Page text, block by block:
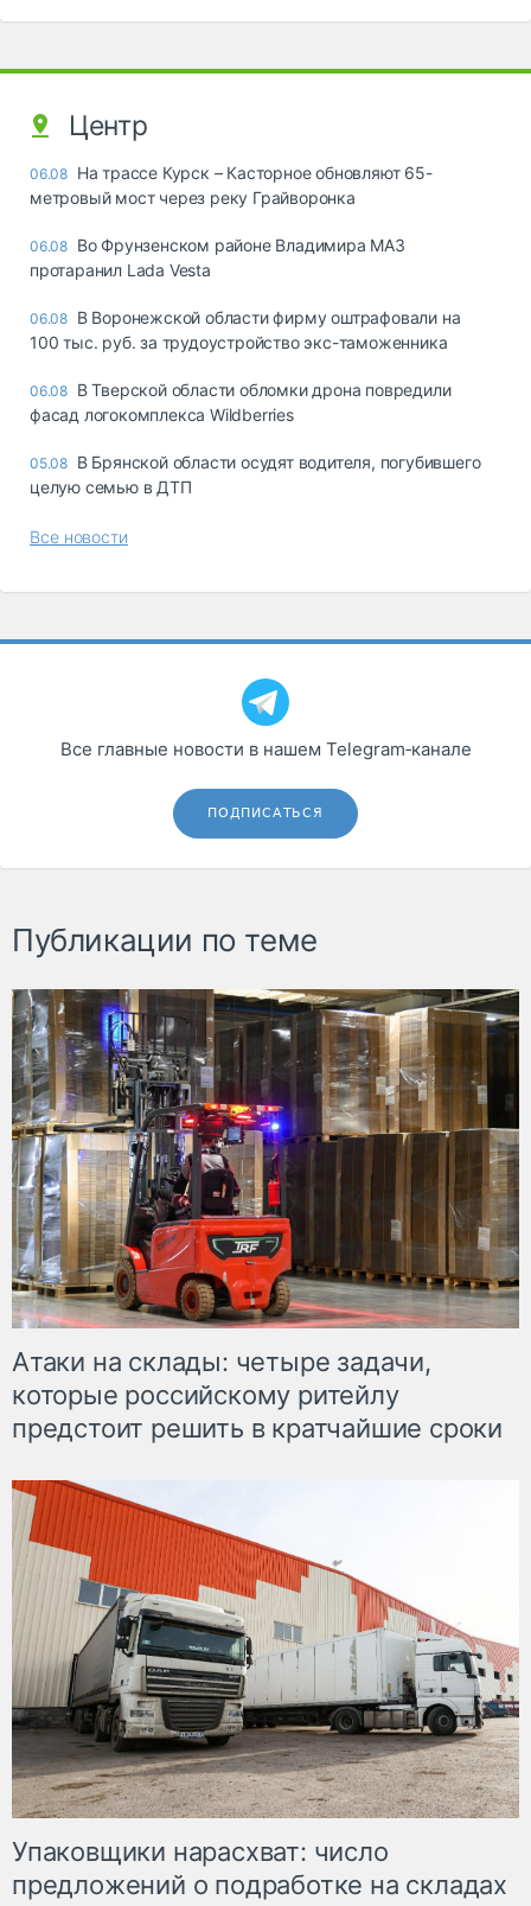
Центр
06.08 На трассе Курск – Касторное обновляют 65-
метровый мост через реку Грайворонка
06.08 Во Фрунзенском районе Владимира МАЗ
протаранил Lada Vesta
06.08 В Воронежской области фирму оштрафовали на
100 тыс. руб. за трудоустройство экс-таможенника
06.08 В Тверской области обломки дрона повредили
фасад логокомплекса Wildberries
05.08 В Брянской области осудят водителя, погубившего
целую семью в ДТП
Все новости
Все главные новости в нашем Telegram‑канале
ПОДПИСАТЬСЯ
Публикации по теме
Атаки на склады: четыре задачи,
которые российскому ритейлу
предстоит решить в кратчайшие сроки
Упаковщики нарасхват: число
предложений о подработке на складах